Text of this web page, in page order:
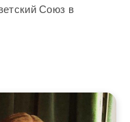
Союз в